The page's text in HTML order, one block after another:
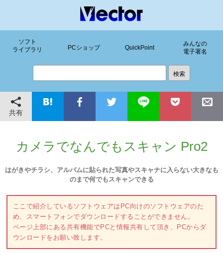
ソフト
ライブラリ
PCショップ QuickPoint
みんなの
電子署名
共有
カメラでなんでもスキャン Pro2
はがきやチラシ、アルバムに貼られた写真やスキャナに入らない大きなも
のまで何でもスキャンできる
ここで紹介しているソフトウェアはPC向けのソフトウェアのた
め、スマートフォンでダウンロードすることができません。
ページ上部にある共有機能でPCと情報共有して頂き、PCからダ
ウンロードをお願い致します。